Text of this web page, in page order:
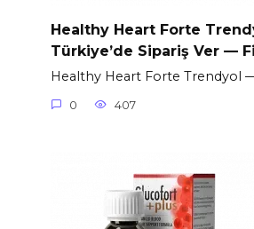
Healthy Heart Forte
Türkiye’de Sipariş Ver —
Healthy Heart Forte Trendyol
0 407